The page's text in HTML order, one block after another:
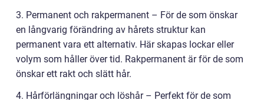
3. Permanent och rakpermanent – För de som önskar
en långvarig förändring av hårets struktur kan
permanent vara ett alternativ. Här skapas lockar eller
volym som håller över tid. Rakpermanent är för de som
önskar ett rakt och slätt hår.
4. Hårförlängningar och löshår – Perfekt för de som